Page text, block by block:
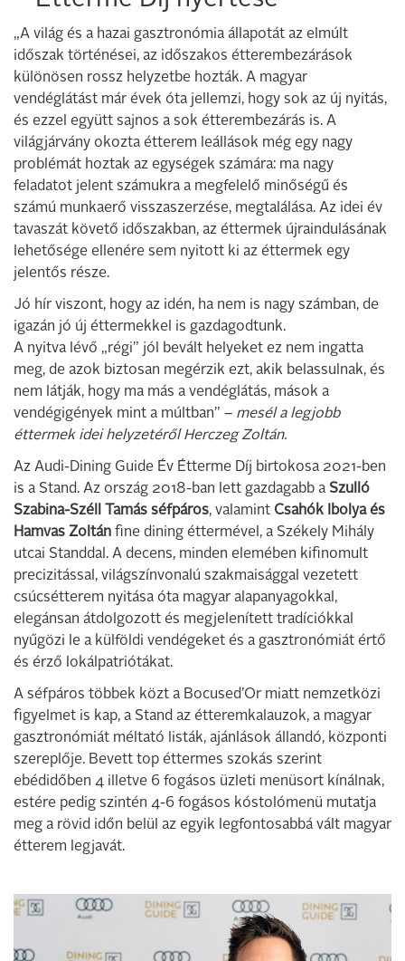
„A világ és a hazai gasztronómia állapotát az elmúlt
időszak történései, az időszakos étterembezárások
különösen rossz helyzetbe hozták. A magyar
vendéglátást már évek óta jellemzi, hogy sok az új nyitás,
és ezzel együtt sajnos a sok étterembezárás is. A
világjárvány okozta étterem leállások még egy nagy
problémát hoztak az egységek számára: ma nagy
feladatot jelent számukra a megfelelő minőségű és
számú munkaerő visszaszerzése, megtalálása. Az idei év
tavaszát követő időszakban, az éttermek újraindulásának
lehetősége ellenére sem nyitott ki az éttermek egy
jelentős része.
Jó hír viszont, hogy az idén, ha nem is nagy számban, de
igazán jó új éttermekkel is gazdagodtunk.
A nyitva lévő „régi” jól bevált helyeket ez nem ingatta
meg, de azok biztosan megérzik ezt, akik belassulnak, és
nem látják, hogy ma más a vendéglátás, mások a
vendégigények mint a múltban” – mesél a legjobb
éttermek idei helyzetéről Herczeg Zoltán.
Az Audi-Dining Guide Év Étterme Díj birtokosa 2021-ben
is a Stand. Az ország 2018-ban lett gazdagabb a Szulló
Szabina-Széll Tamás séfpáros, valamint Csahók Ibolya és
Hamvas Zoltán fine dining éttermével, a Székely Mihály
utcai Standdal. A decens, minden elemében kifinomult
precizitással, világszínvonalú szakmaisággal vezetett
csúcsétterem nyitása óta magyar alapanyagokkal,
elegánsan átdolgozott és megjelenített tradíciókkal
nyűgözi le a külföldi vendégeket és a gasztronómiát értő
és érző lokálpatriótákat.
A séfpáros többek közt a Bocused’Or miatt nemzetközi
figyelmet is kap, a Stand az étteremkalauzok, a magyar
gasztronómiát méltató listák, ajánlások állandó, központi
szereplője. Bevett top éttermes szokás szerint
ebédidőben 4 illetve 6 fogásos üzleti menüsort kínálnak,
estére pedig szintén 4-6 fogásos kóstolómenü mutatja
meg a rövid időn belül az egyik legfontosabbá vált magyar
étterem legjavát.